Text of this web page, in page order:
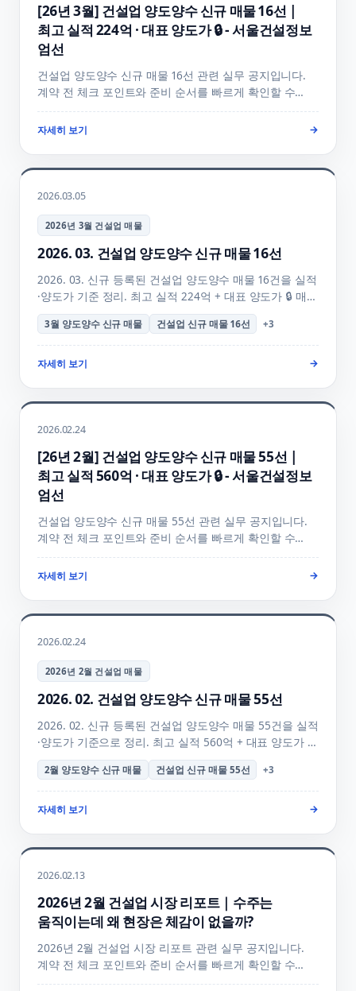
[26년 3월] 건설업 양도양수 신규 매물 16선 |
최고 실적 224억 · 대표 양도가 🔒 - 서울건설정보
엄선
건설업 양도양수 신규 매물 16선 관련 실무 공지입니다.
계약 전 체크 포인트와 준비 순서를 빠르게 확인할 수
있게 정리했습니다.
자세히 보기 →
2026.03.05
2026년 3월 건설업 매물
2026. 03. 건설업 양도양수 신규 매물 16선
2026. 03. 신규 등록된 건설업 양도양수 매물 16건을 실적
·양도가 기준 정리. 최고 실적 224억 + 대표 양도가 🔒 매물
+ 7/31 시평 공시 임박 시즌 양수 골든타임 + 양수 의향
등록 + 매물 검색 + 행정사 무료 상담 안내.
3월 양도양수 신규 매물 건설업 신규 매물 16선 +3
자세히 보기 →
2026.02.24
[26년 2월] 건설업 양도양수 신규 매물 55선 |
최고 실적 560억 · 대표 양도가 🔒 - 서울건설정보
엄선
건설업 양도양수 신규 매물 55선 관련 실무 공지입니다.
계약 전 체크 포인트와 준비 순서를 빠르게 확인할 수
있게 정리했습니다.
자세히 보기 →
2026.02.24
2026년 2월 건설업 매물
2026. 02. 건설업 양도양수 신규 매물 55선
2026. 02. 신규 등록된 건설업 양도양수 매물 55건을 실적
·양도가 기준으로 정리. 최고 실적 560억 + 대표 양도가 🔒
매물 + 업종별 핵심 매물 + 양수자 검토 포인트 + 양수
의향 등록 + 매물 검색 + 무료 상담 + FAQ 안내.
2월 양도양수 신규 매물 건설업 신규 매물 55선 +3
자세히 보기 →
2026.02.13
2026년 2월 건설업 시장 리포트｜수주는
움직이는데 왜 현장은 체감이 없을까?
2026년 2월 건설업 시장 리포트 관련 실무 공지입니다.
계약 전 체크 포인트와 준비 순서를 빠르게 확인할 수
있게 정리했습니다.